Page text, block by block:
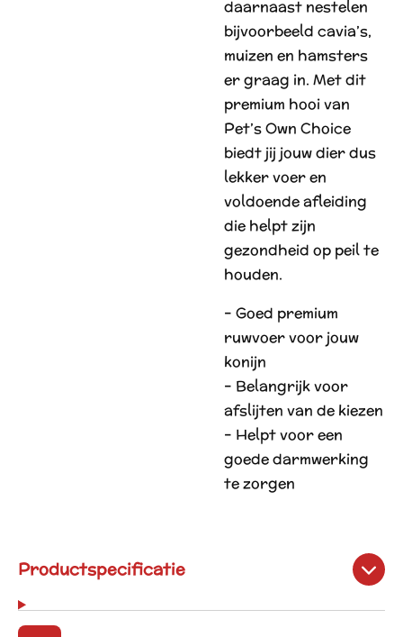
daarnaast nestelen
bijvoorbeeld cavia’s,
muizen en hamsters
er graag in. Met dit
premium hooi van
Pet’s Own Choice
biedt jij jouw dier dus
lekker voer en
voldoende afleiding
die helpt zijn
gezondheid op peil te
houden.
– Goed premium
ruwvoer voor jouw
konijn
– Belangrijk voor
afslijten van de kiezen
– Helpt voor een
goede darmwerking
te zorgen
Productspecificatie